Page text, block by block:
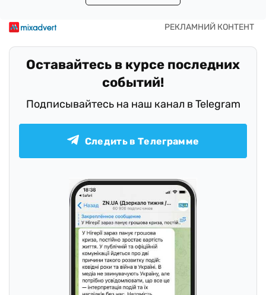
Оставайтесь в курсе последних
событий!
Подписывайтесь на наш канал в Telegram
Следить в Телеграмме